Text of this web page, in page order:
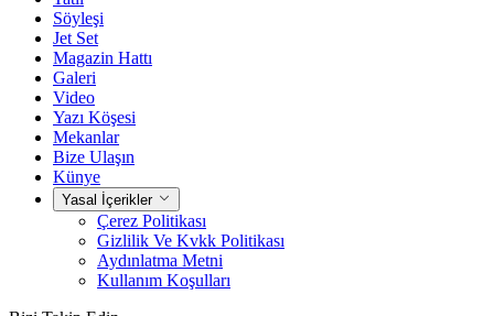
Söyleşi
Jet Set
Magazin Hattı
Galeri
Video
Yazı Köşesi
Mekanlar
Bize Ulaşın
Künye
Yasal İçerikler
Çerez Politikası
Gizlilik Ve Kvkk Politikası
Aydınlatma Metni
Kullanım Koşulları